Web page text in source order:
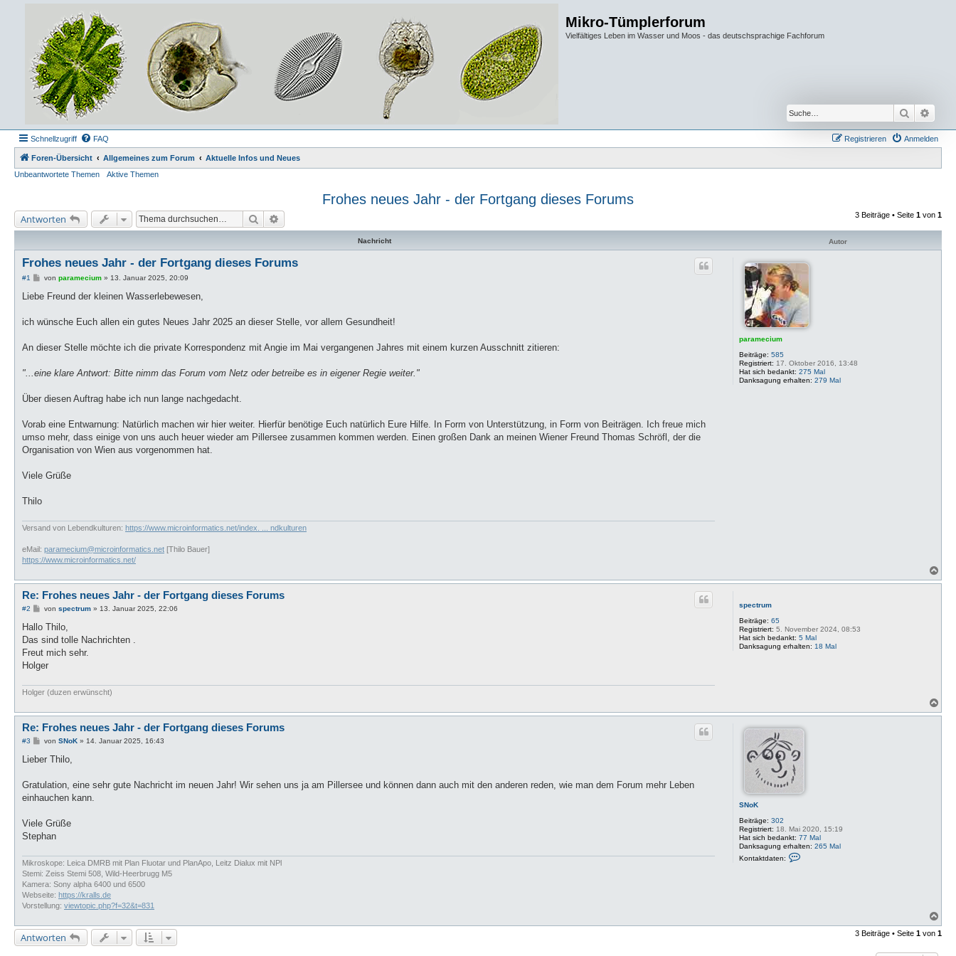
Mikro-Tümplerforum
Vielfältiges Leben im Wasser und Moos - das deutschsprachige Fachforum
Suche
Schnellzugriff FAQ Anmelden
Registrieren
Foren-Übersicht Allgemeines zum Forum
Aktuelle Infos und Neues
Unbeantwortete Themen
Aktive Themen
Frohes neues Jahr - der Fortgang dieses Forums
Antworten Suche 3 Beiträge • Seite 1 von 1
Nachricht Autor
paramecium
Beiträge: 585
Registriert: 17. Oktober 2016, 13:48
Hat sich bedankt: 275 Mal
Danksagung erhalten: 279 Mal
Frohes neues Jahr - der Fortgang dieses Forums
#1
B
i
a
von paramecium» 13. Januar 2025, 20:09
Liebe Freund der kleinen Wasserlebewesen,
ich wünsche Euch allen ein gutes Neues Jahr 2025 an dieser Stelle, vor allem Gesundheit!
An dieser Stelle möchte ich die private Korrespondenz mit Angie im Mai vergangenen Jahres mit einem kurzen Ausschnitt zitieren:
"...eine klare Antwort: Bitte nimm das Forum vom Netz oder betreibe es in eigener Regie weiter."
Über diesen Auftrag habe ich nun lange nachgedacht.
Vorab eine Entwarnung: Natürlich machen wir hier weiter. Hierfür benötige Euch natürlich Eure Hilfe. In Form von Unterstützung, in Form von Beiträgen. Ich freue mich
umso mehr, dass einige von uns auch heuer wieder am Pillersee zusammen kommen werden. Einen großen Dank an meinen Wiener Freund Thomas Schröfl, der die
Organisation von Wien aus vorgenommen hat.
Viele Grüße
Thilo
Versand von Lebendkulturen: https://www.microinformatics.net/index. ... ndkulturen
eMail: paramecium@microinformatics.net [Thilo Bauer]
https://www.microinformatics.net/
a
spectrum
Beiträge: 65
Registriert: 5. November 2024, 08:53
Hat sich bedankt: 5 Mal
Danksagung erhalten: 18 Mal
Re: Frohes neues Jahr - der Fortgang dieses Forums
#2
B
i
r
a
von spectrum» 13. Januar 2025, 22:06
Hallo Thilo,
Das sind tolle Nachrichten .
Freut mich sehr.
Holger
Holger (duzen erwünscht)
a
SNoK
Beiträge: 302
Registriert: 18. Mai 2020, 15:19
Hat sich bedankt: 77 Mal
Danksagung erhalten: 265 Mal
Kontaktdaten:
Re: Frohes neues Jahr - der Fortgang dieses Forums
#3
B
i
a
von SNoK» 14. Januar 2025, 16:43
Lieber Thilo,
Gratulation, eine sehr gute Nachricht im neuen Jahr! Wir sehen uns ja am Pillersee und können dann auch mit den anderen reden, wie man dem Forum mehr Leben
einhauchen kann.
Viele Grüße
Stephan
Mikroskope: Leica DMRB mit Plan Fluotar und PlanApo, Leitz Dialux mit NPl
Stemi: Zeiss Stemi 508, Wild-Heerbrugg M5
Kamera: Sony alpha 6400 und 6500
Webseite: https://kralls.de
Vorstellung: viewtopic.php?f=32&t=831
a
c
Antworten 3 Beiträge • Seite 1 von 1